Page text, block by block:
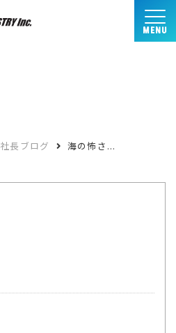
MENU
社長ブログ 海の怖さ...